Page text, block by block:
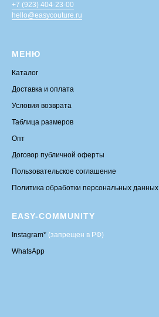
+7 (923) 404-23-00
hello@easycouture.ru
МЕНЮ
Каталог
Доставка и оплата
Условия возврата
Таблица размеров
Опт
Договор публичной оферты
Пользовательское соглашение
Политика обработки персональных данных
EASY-COMMUNITY
Instagram* (запрещен в РФ)
WhatsApp